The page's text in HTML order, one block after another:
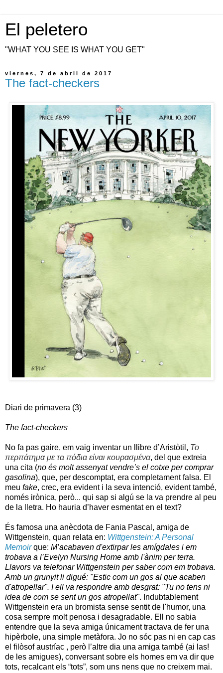
El peletero
"WHAT YOU SEE IS WHAT YOU GET"
viernes, 7 de abril de 2017
The fact-checkers
Diari de primavera (3)
The fact-checkers
No fa pas gaire, em vaig inventar un llibre d’Aristòtil, Το
περπάτημα με τα πόδια είναι κουρασμένα, del que extreia
una cita (no és molt assenyat vendre’s el cotxe per comprar
gasolina), que, per descomptat, era completament falsa. El
meu fake, crec, era evident i la seva intenció, evident també,
només irònica, però... qui sap si algú se la va prendre al peu
de la lletra. Ho hauria d’haver esmentat en el text?
És famosa una anècdota de Fania Pascal, amiga de
Wittgenstein, quan relata en: Wittgenstein: A Personal
Memoirque: M’acabaven d'extirpar les amígdales i em
trobava a l’Evelyn Nursing Home amb l'ànim per terra.
Llavors va telefonar Wittgenstein per saber com em trobava.
Amb un grunyit li digué: "Estic com un gos al que acaben
d'atropellar". I ell va respondre amb desgrat: "Tu no tens ni
idea de com se sent un gos atropellat". Indubtablement
Wittgenstein era un bromista sense sentit de l'humor, una
cosa sempre molt penosa i desagradable. Ell no sabia
entendre que la seva amiga únicament tractava de fer una
hipèrbole, una simple metàfora. Jo no sóc pas ni en cap cas
el filòsof austríac , però l’altre dia una amiga també (ai las!
de les amigues), conversant sobre els homes em va dir que
tots, recalcant els “tots”, som uns nens que no creixem mai.